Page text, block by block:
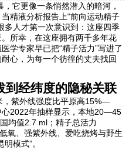
它更像一条悄然潜入的暗河，
精液分析报告上“前向运动精子
多人才第一次意识到：这座四季
所幸，在这座拥有两千多年花
学专家早已把“精子活力”写进了
心，为每一个彷徨的丈夫找回
到经纬度的隐秘关联
，紫外线强度比平原高15%—
心2022年抽样显示，本地20—45
均值2.7 ml；精子总活力
氧、强紫外线、爱吃烧烤与野生
模式”。